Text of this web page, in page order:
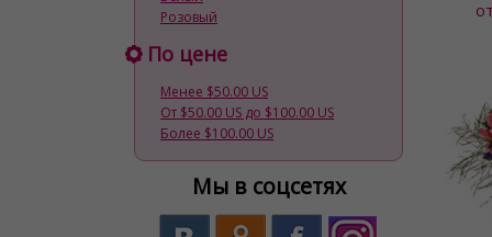
Розовый
По цене
Менее $50.00 US
От $50.00 US до $100.00 US
Более $100.00 US
Мы в соцсетях